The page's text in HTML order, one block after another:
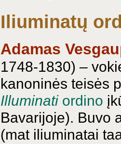
Iliuminatų
Adamas
1748-1830) –
kanoninės teisės
Illuminatiordino
Bavarijoje). Buvo
(mat iliuminatai